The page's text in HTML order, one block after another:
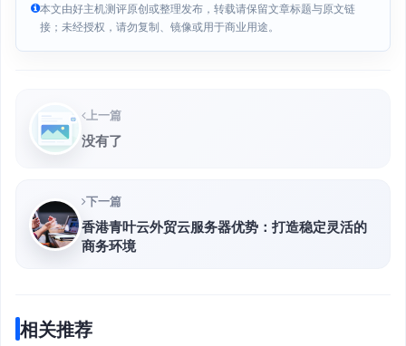
本文由好主机测评原创或整理发布，转载请保留文章标题与原文链
接；未经授权，请勿复制、镜像或用于商业用途。
上一篇
没有了
下一篇
香港青叶云外贸云服务器优势：打造稳定灵活的
商务环境
相关推荐